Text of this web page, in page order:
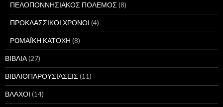
ΠΕΛΟΠΟΝΝΗΣΙΑΚΟΣ ΠΟΛΕΜΟΣ(8)
ΠΡΟΚΛΑΣΣΙΚΟΙ ΧΡΟΝΟΙ (4)
ΡΩΜΑΪΚΗ ΚΑΤΟΧΗ (8)
ΒΙΒΛΙΑ(27)
ΒΙΒΛΙΟΠΑΡΟΥΣΙΑΣΕΙΣ(11)
ΒΛΑΧΟΙ (14)